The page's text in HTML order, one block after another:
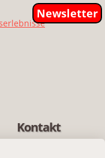
Newsletter
Kontakt